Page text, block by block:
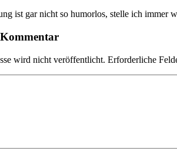
ist gar nicht so humorlos, stelle ich immer
wird nicht veröffentlicht. Erforderliche